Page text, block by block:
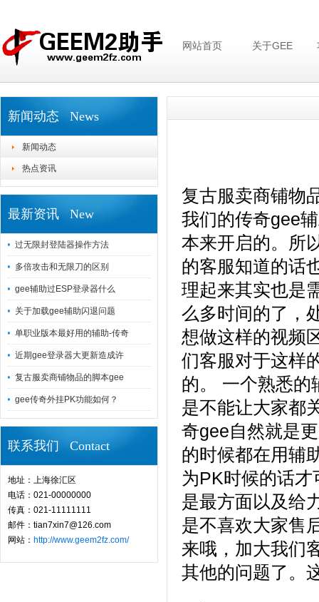
网站首页 关于GEE
新闻动态 News
新闻动态
热点资讯
最新资讯 New
过无限封登陆器操作方法
多倍攻击和无限刀的区别
gee辅助过ESP登录器什么
关于加载gee辅助闪退问题
单职业版本最好用的辅助-传奇
近期gee登录器大更新造成许
复古服卖商铺物品的脚本gee
gee传奇外挂PK功能如何？
联系我们 Contact
地址：上海徐汇区
电话：021-00000000
传真：021-11111111
邮件：tian7xin7@126.com
网站： http://www.geem2fz.com/
复古服卖商铺物
我们的传奇gee
本来开启的。所
的客服知道的话
理起来其实也是
么多时间的了，
想做这样的视频
们客服对于这样
的。 一个熟悉的
是不能让大家都
奇gee自然就是
的时候都在用辅
为PK时候的话
是最方面以及给
是不喜欢大家售
来哦，加大我们
其他的问题了。